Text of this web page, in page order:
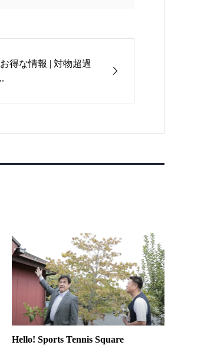
得な情報 | 対物超過
Hello! Sports Tennis Square